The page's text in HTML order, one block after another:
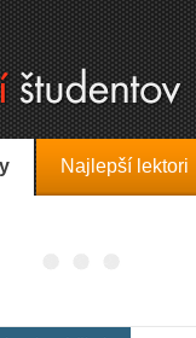
Najlepší lektori